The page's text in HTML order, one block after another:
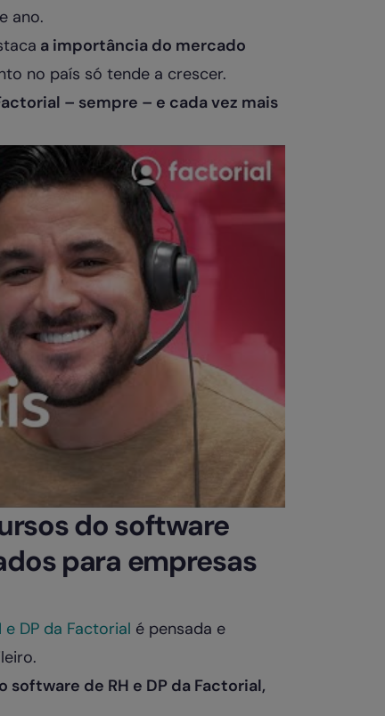
ano.
a importância do mercado
no país só tende a crescer.
– sempre – e cada vez mais
do software
para empresas
DP da Factorial é pensada e
de RH e DP da Factorial,